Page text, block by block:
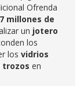
Ofrenda
7 millones de
un jotero
los
los vidrios
trozos en